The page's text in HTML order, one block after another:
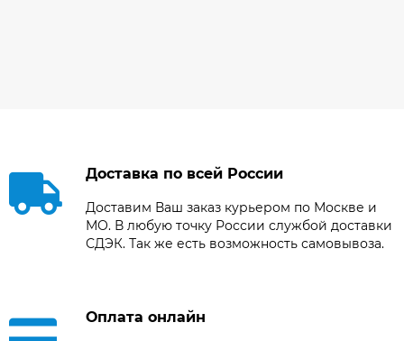
Доставка по всей России
Доставим Ваш заказ курьером по Москве и
МО. В любую точку России службой доставки
СДЭК. Так же есть возможность самовывоза.
Оплата онлайн